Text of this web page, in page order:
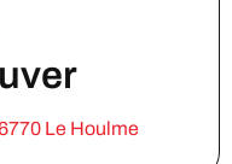
Le Houlme